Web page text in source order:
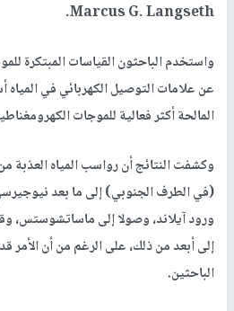
Marcus G. Langseth.
واستخدم الباحثون القياسات المبتكرة
عن علامات التوصيل الكهربائي في المياه
المالحة أكثر فعالية للموجات
وكشفت النتائج أن رواسب المياه العذبة
(في الطرف الجنوبي) إلى ما بعد
ورود آيلاند، وصولا إلى ماساتشوستس،
إلى أبعد من ذلك، على الرغم من أن الأمر
الباحثين.